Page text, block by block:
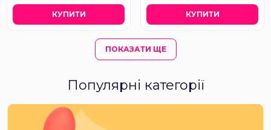
КУПИТИ КУПИТИ
ПОКАЗАТИ ЩЕ
Популярні категорії